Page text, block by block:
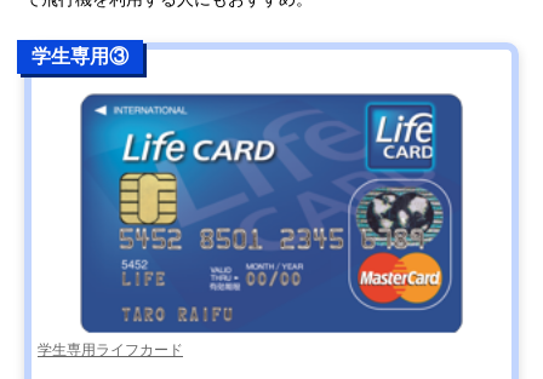
学生専用③
学生専用ライフカード